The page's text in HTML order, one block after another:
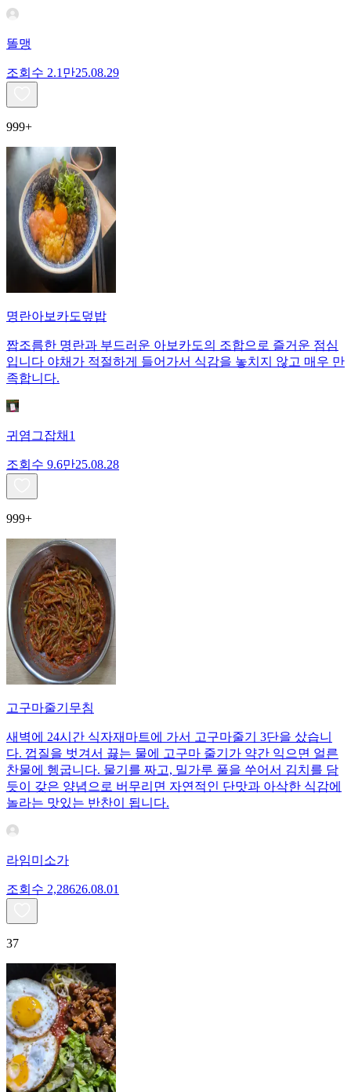
똘맹
조회수 2.1만25.08.29
999+
명란아보카도덮밥
짭조름한 명란과 부드러운 아보카도의 조합으로 즐거운 점심
입니다 야채가 적절하게 들어가서 식감을 놓치지 않고 매우 만
족합니다.
귀염그잡채1
조회수 9.6만25.08.28
999+
고구마줄기무침
새벽에 24시간 식자재마트에 가서 고구마줄기 3단을 샀습니
다. 껍질을 벗겨서 끓는 물에 고구마 줄기가 약간 익으면 얼른
찬물에 헹굽니다. 물기를 짜고, 밀가루 풀을 쑤어서 김치를 담
듯이 갖은 양념으로 버무리면 자연적인 단맛과 아삭한 식감에
놀라는 맛있는 반찬이 됩니다.
라임미소가
조회수 2,28626.08.01
37